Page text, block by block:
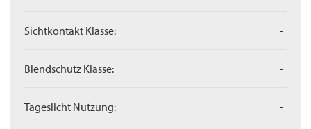
Sichtkontakt Klasse: -
Blendschutz Klasse: -
Tageslicht Nutzung: -